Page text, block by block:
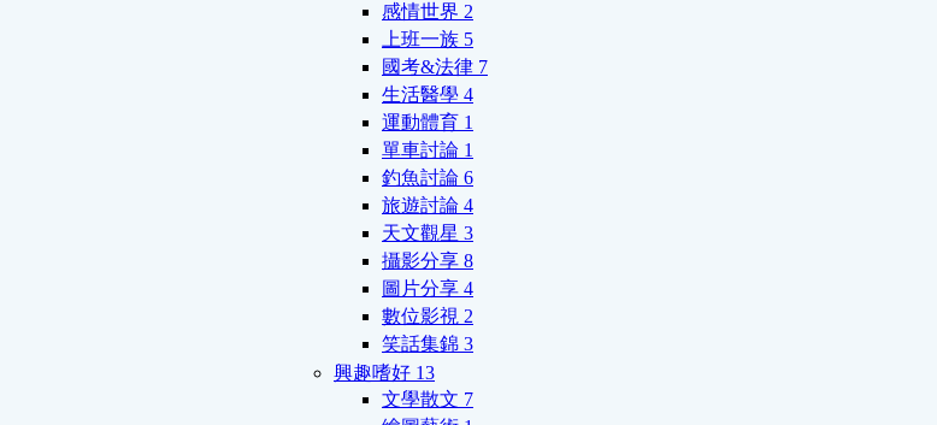
感情世界 2
上班一族 5
國考&法律 7
生活醫學 4
運動體育 1
單車討論 1
釣魚討論 6
旅遊討論 4
天文觀星 3
攝影分享 8
圖片分享 4
數位影視 2
笑話集錦 3
興趣嗜好 13
文學散文 7